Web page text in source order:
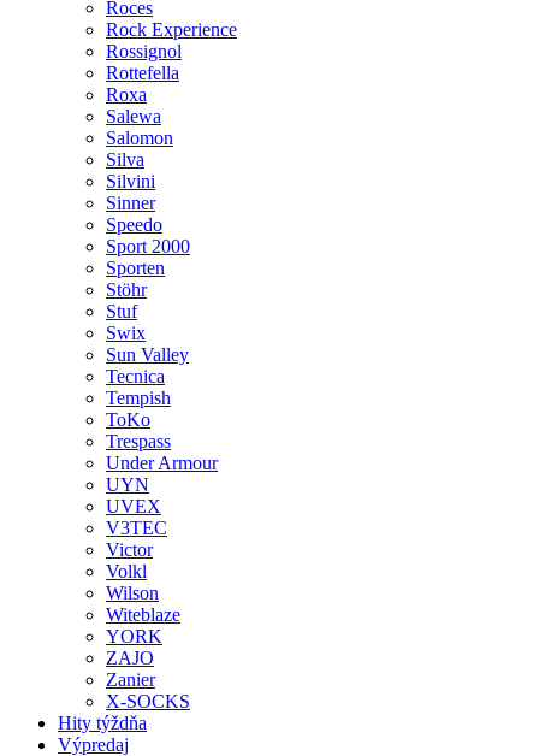
Roces
Rock Experience
Rossignol
Rottefella
Roxa
Salewa
Salomon
Silva
Silvini
Sinner
Speedo
Sport 2000
Sporten
Stöhr
Stuf
Swix
Sun Valley
Tecnica
Tempish
ToKo
Trespass
Under Armour
UYN
UVEX
V3TEC
Victor
Volkl
Wilson
Witeblaze
YORK
ZAJO
Zanier
X-SOCKS
Hity týždňa
Výpredaj